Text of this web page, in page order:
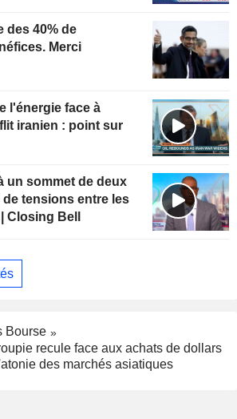
des 40% de
Merci
l'énergie face à
iranien : point sur
un sommet de deux
tensions entre les
Closing Bell
Bourse
recule face aux achats de dollars
des marchés asiatiques